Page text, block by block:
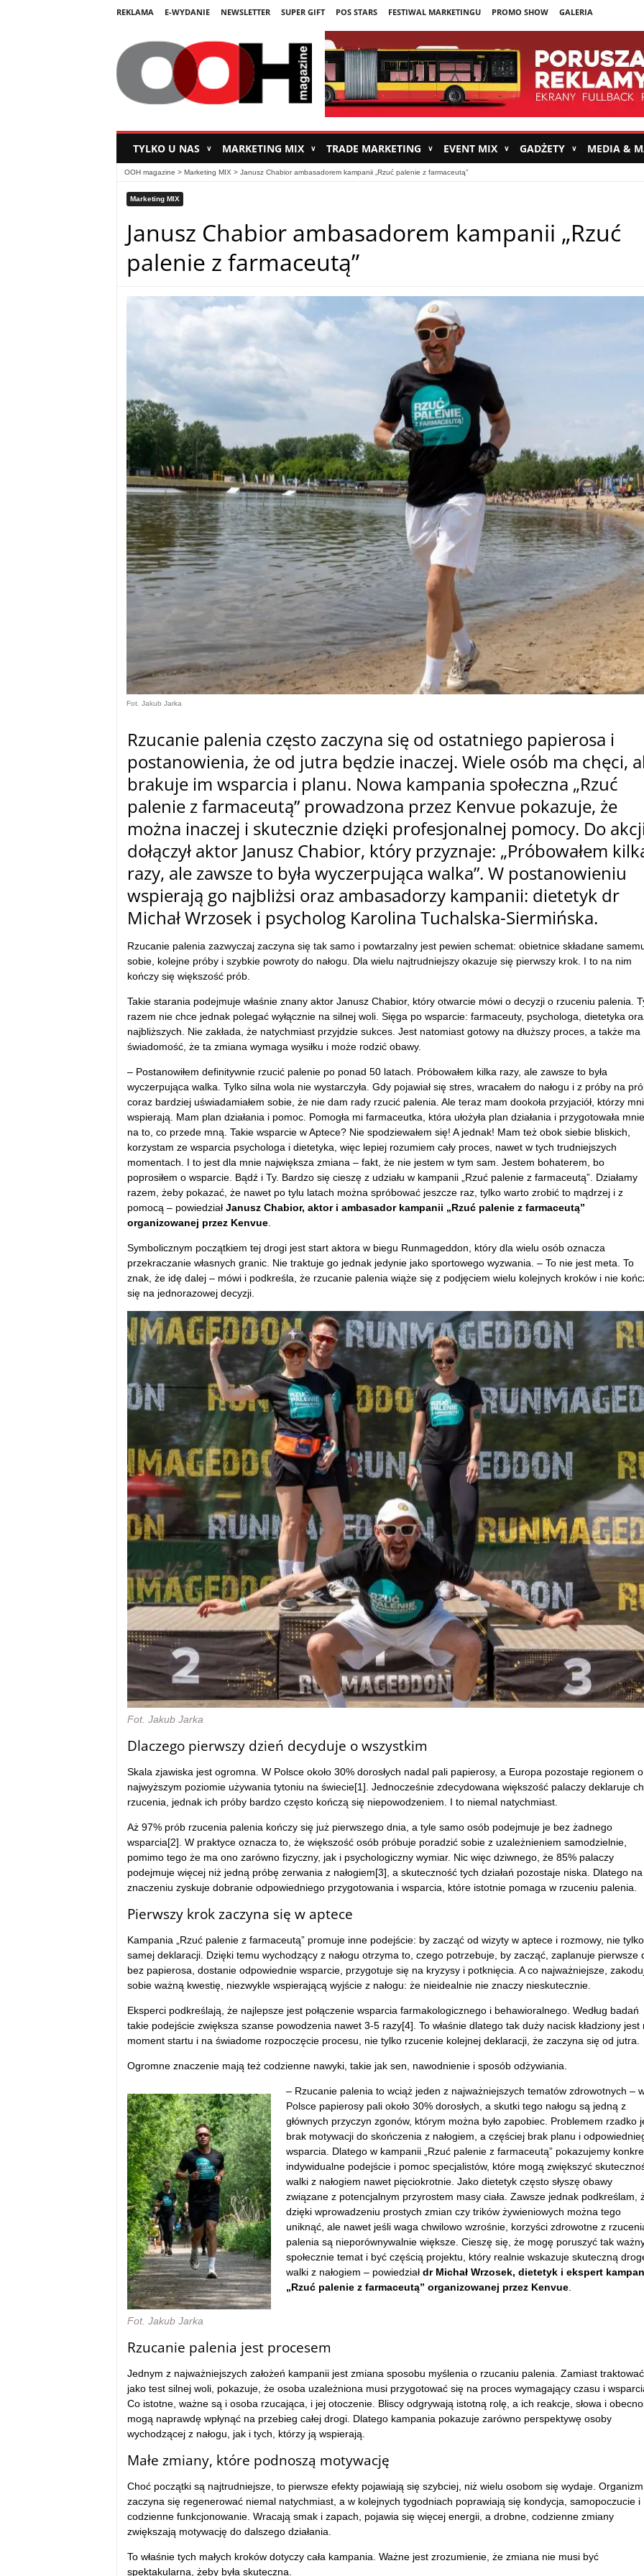
REKLAMA E-WYDANIE NEWSLETTER SUPER GIFT POS STARS FESTIWAL MARKETINGU PROMO SHOW GALERIA
TYLKO U NAS ∨ MARKETING MIX ∨ TRADE MARKETING ∨ EVENT MIX ∨ GADŻETY ∨ MEDIA &
OOH magazine > Marketing MIX> Janusz Chabior ambasadorem kampanii „Rzuć palenie z farmaceutą”
Marketing MIX
Janusz Chabior ambasadorem kampanii „Rzuć
palenie z farmaceutą”
Fot. Jakub Jarka
Rzucanie palenia często zaczyna się od ostatniego papierosa i
postanowienia, że od jutra będzie inaczej. Wiele osób ma chęci,
brakuje im wsparcia i planu. Nowa kampania społeczna „Rzuć
palenie z farmaceutą” prowadzona przez Kenvue pokazuje, że
można inaczej i skutecznie dzięki profesjonalnej pomocy. Do
dołączył aktor Janusz Chabior, który przyznaje: „Próbowałem
razy, ale zawsze to była wyczerpująca walka”. W postanowieniu
wspierają go najbliżsi oraz ambasadorzy kampanii: dietetyk dr
Michał Wrzosek i psycholog Karolina Tuchalska-Siermińska.
Rzucanie palenia zazwyczaj zaczyna się tak samo i powtarzalny jest pewien schemat: obietnice składane
sobie, kolejne próby i szybkie powroty do nałogu. Dla wielu najtrudniejszy okazuje się pierwszy krok. I to na nim
kończy się większość prób.
Takie starania podejmuje właśnie znany aktor Janusz Chabior, który otwarcie mówi o decyzji o rzuceniu palenia.
razem nie chce jednak polegać wyłącznie na silnej woli. Sięga po wsparcie: farmaceuty, psychologa, dietetyka
najbliższych. Nie zakłada, że natychmiast przyjdzie sukces. Jest natomiast gotowy na dłuższy proces, a także ma
świadomość, że ta zmiana wymaga wysiłku i może rodzić obawy.
– Postanowiłem definitywnie rzucić palenie po ponad 50 latach. Próbowałem kilka razy, ale zawsze to była
wyczerpująca walka. Tylko silna wola nie wystarczyła. Gdy pojawiał się stres, wracałem do nałogu i z próby na
coraz bardziej uświadamiałem sobie, że nie dam rady rzucić palenia. Ale teraz mam dookoła przyjaciół, którzy
wspierają. Mam plan działania i pomoc. Pomogła mi farmaceutka, która ułożyła plan działania i przygotowała mnie
na to, co przede mną. Takie wsparcie w Aptece? Nie spodziewałem się! A jednak! Mam też obok siebie bliskich,
korzystam ze wsparcia psychologa i dietetyka, więc lepiej rozumiem cały proces, nawet w tych trudniejszych
momentach. I to jest dla mnie największa zmiana – fakt, że nie jestem w tym sam. Jestem bohaterem, bo
poprosiłem o wsparcie. Bądź i Ty. Bardzo się cieszę z udziału w kampanii „Rzuć palenie z farmaceutą”. Działamy
razem, żeby pokazać, że nawet po tylu latach można spróbować jeszcze raz, tylko warto zrobić to mądrzej i z
pomocą – powiedział Janusz Chabior, aktor i ambasador kampanii „Rzuć palenie z farmaceutą”
organizowanej przez Kenvue.
Symbolicznym początkiem tej drogi jest start aktora w biegu Runmageddon, który dla wielu osób oznacza
przekraczanie własnych granic. Nie traktuje go jednak jedynie jako sportowego wyzwania. – To nie jest meta. To
znak, że idę dalej – mówi i podkreśla, że rzucanie palenia wiąże się z podjęciem wielu kolejnych kroków i nie
się na jednorazowej decyzji.
Fot. Jakub Jarka
Dlaczego pierwszy dzień decyduje o wszystkim
Skala zjawiska jest ogromna. W Polsce około 30% dorosłych nadal pali papierosy, a Europa pozostaje regionem o
najwyższym poziomie używania tytoniu na świecie[1]. Jednocześnie zdecydowana większość palaczy deklaruje
rzucenia, jednak ich próby bardzo często kończą się niepowodzeniem. I to niemal natychmiast.
Aż 97% prób rzucenia palenia kończy się już pierwszego dnia, a tyle samo osób podejmuje je bez żadnego
wsparcia[2]. W praktyce oznacza to, że większość osób próbuje poradzić sobie z uzależnieniem samodzielnie,
pomimo tego że ma ono zarówno fizyczny, jak i psychologiczny wymiar. Nic więc dziwnego, że 85% palaczy
podejmuje więcej niż jedną próbę zerwania z nałogiem[3], a skuteczność tych działań pozostaje niska. Dlatego na
znaczeniu zyskuje dobranie odpowiedniego przygotowania i wsparcia, które istotnie pomaga w rzuceniu palenia.
Pierwszy krok zaczyna się w aptece
Kampania „Rzuć palenie z farmaceutą” promuje inne podejście: by zacząć od wizyty w aptece i rozmowy, nie tylko
samej deklaracji. Dzięki temu wychodzący z nałogu otrzyma to, czego potrzebuje, by zacząć, zaplanuje pierwsze
bez papierosa, dostanie odpowiednie wsparcie, przygotuje się na kryzysy i potknięcia. A co najważniejsze,
sobie ważną kwestię, niezwykle wspierającą wyjście z nałogu: że nieidealnie nie znaczy nieskutecznie.
Eksperci podkreślają, że najlepsze jest połączenie wsparcia farmakologicznego i behawioralnego. Według badań
takie podejście zwiększa szanse powodzenia nawet 3-5 razy[4]. To właśnie dlatego tak duży nacisk kładziony jest
moment startu i na świadome rozpoczęcie procesu, nie tylko rzucenie kolejnej deklaracji, że zaczyna się od jutra.
Ogromne znaczenie mają też codzienne nawyki, takie jak sen, nawodnienie i sposób odżywiania.
Fot. Jakub Jarka
– Rzucanie palenia to wciąż jeden z najważniejszych tematów zdrowotnych –
Polsce papierosy pali około 30% dorosłych, a skutki tego nałogu są jedną z
głównych przyczyn zgonów, którym można było zapobiec. Problemem rzadko
brak motywacji do skończenia z nałogiem, a częściej brak planu i
wsparcia. Dlatego w kampanii „Rzuć palenie z farmaceutą” pokazujemy
indywidualne podejście i pomoc specjalistów, które mogą zwiększyć
walki z nałogiem nawet pięciokrotnie. Jako dietetyk często słyszę obawy
związane z potencjalnym przyrostem masy ciała. Zawsze jednak podkreślam,
dzięki wprowadzeniu prostych zmian czy trików żywieniowych można tego
uniknąć, ale nawet jeśli waga chwilowo wzrośnie, korzyści zdrowotne z
palenia są nieporównywalnie większe. Cieszę się, że mogę poruszyć tak
społecznie temat i być częścią projektu, który realnie wskazuje skuteczną
walki z nałogiem – powiedział dr Michał Wrzosek, dietetyk i ekspert
„Rzuć palenie z farmaceutą” organizowanej przez Kenvue.
Rzucanie palenia jest procesem
Jednym z najważniejszych założeń kampanii jest zmiana sposobu myślenia o rzucaniu palenia. Zamiast
jako test silnej woli, pokazuje, że osoba uzależniona musi przygotować się na proces wymagający czasu i
Co istotne, ważne są i osoba rzucająca, i jej otoczenie. Bliscy odgrywają istotną rolę, a ich reakcje, słowa i
mogą naprawdę wpłynąć na przebieg całej drogi. Dlatego kampania pokazuje zarówno perspektywę osoby
wychodzącej z nałogu, jak i tych, którzy ją wspierają.
Małe zmiany, które podnoszą motywację
Choć początki są najtrudniejsze, to pierwsze efekty pojawiają się szybciej, niż wielu osobom się wydaje. Organizm
zaczyna się regenerować niemal natychmiast, a w kolejnych tygodniach poprawiają się kondycja, samopoczucie i
codzienne funkcjonowanie. Wracają smak i zapach, pojawia się więcej energii, a drobne, codzienne zmiany
zwiększają motywację do dalszego działania.
To właśnie tych małych kroków dotyczy cała kampania. Ważne jest zrozumienie, że zmiana nie musi być
spektakularna, żeby była skuteczna.